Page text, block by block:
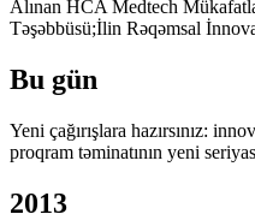
Alınan HCA Medtech
Təşəbbüsü;İlin Rəqəmsal
Bu gün
Yeni çağırışlara hazırsınız:
proqram təminatının yeni
2013